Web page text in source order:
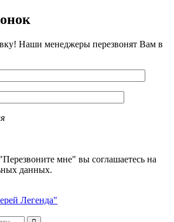
Наши менеджеры перезвонят Вам в
мне" вы соглашаетесь на
данных.